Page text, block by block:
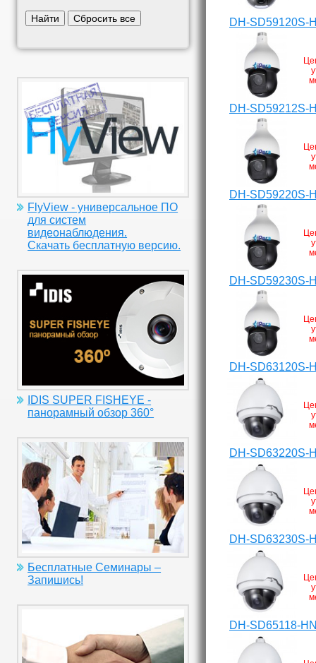
Найти Сбросить все
FlyView - универсальное ПО
для систем
видеонаблюдения.
Скачать бесплатную версию.
IDIS SUPER FISHEYE -
панорамный обзор 360°
Бесплатные Семинары –
Запишись!
DH-SD59120S-
DH-SD59212S-
DH-SD59220S-
DH-SD59230S-
DH-SD63120S-
DH-SD63220S-
DH-SD63230S-
DH-SD65118-